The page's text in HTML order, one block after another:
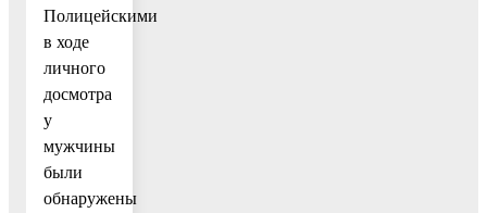
Полицейскими
в ходе
личного
досмотра
у
мужчины
были
обнаружены